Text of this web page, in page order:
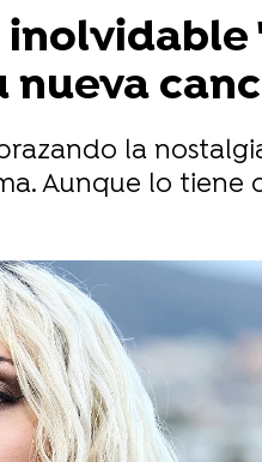
inolvidable
nueva
la
Aunque lo tiene
madre con el actor de